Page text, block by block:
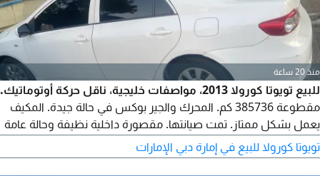
منذ 20 ساعة
للبيع تويوتا كورولا 2013، مواصفات خليجية، ناقل حركة أوتوماتيك.
مقطوعة 385736 كم. المحرك والجير بوكس في حالة جيدة. المكيف
يعمل بشكل ممتاز. تمت صيانتها. مقصورة داخلية نظيفة وحالة عامة
جيدة. جاهزة للقيادة. للمشترين الجادين فقط. يرجى التواصل معي
لمزيد من التفاصيل.
تويوتا كورولا للبيع في إمارة دبي الإمارات